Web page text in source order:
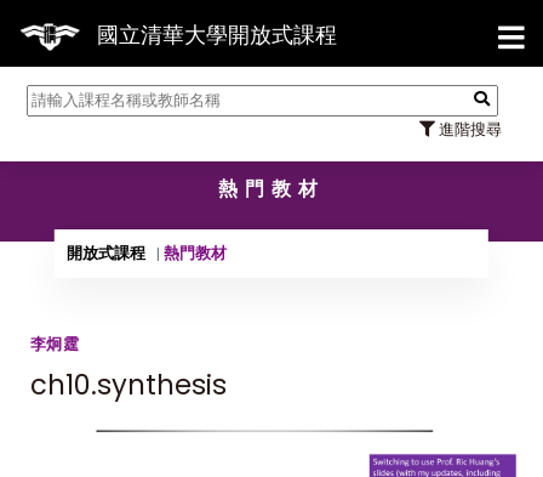
國立清華大學開放式課程
進階搜尋
【7/31】114學年度
熱門教材
開放式課程 熱門教材
李炯霆
ch10.synthesis